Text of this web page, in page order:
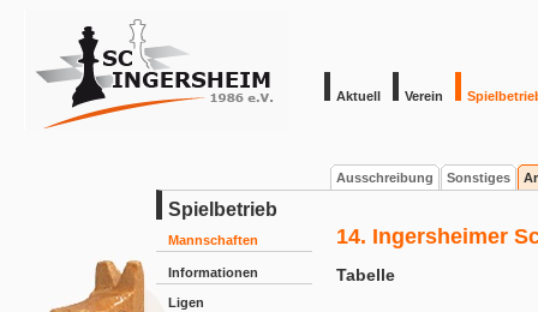
Aktuell Verein
Ausschreibung Sonstiges
Spielbetrieb
Mannschaften
Informationen
Ligen
14. Ingersheimer
Tabelle